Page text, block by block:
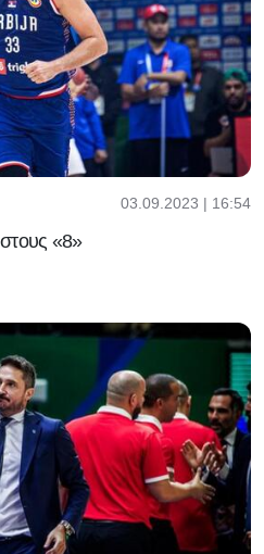
03.09.2023 | 16:54
«8»